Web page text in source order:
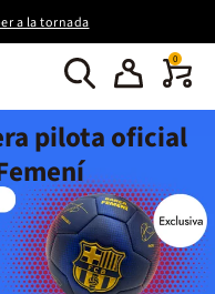
a la tornada
0
pilota oficial